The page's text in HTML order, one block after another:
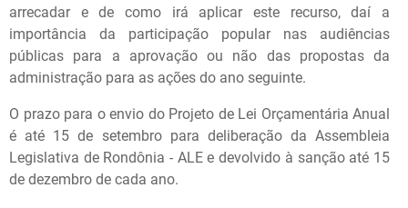
arrecadar e de como irá aplicar este recurso, daí a
importância da participação popular nas audiências
públicas para a aprovação ou não das propostas da
administração para as ações do ano seguinte.
O prazo para o envio do Projeto de Lei Orçamentária Anual
é até 15 de setembro para deliberação da Assembleia
Legislativa de Rondônia - ALE e devolvido à sanção até 15
de dezembro de cada ano.